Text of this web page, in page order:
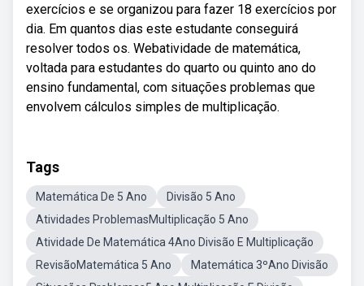
exercícios e se organizou para fazer 18 exercícios por
dia. Em quantos dias este estudante conseguirá
resolver todos os. Webatividade de matemática,
voltada para estudantes do quarto ou quinto ano do
ensino fundamental, com situações problemas que
envolvem cálculos simples de multiplicação.
Tags
Matemática De 5 Ano
Divisão 5 Ano
Atividades ProblemasMultiplicação 5 Ano
Atividade De Matemática 4Ano Divisão E Multiplicação
RevisãoMatemática 5 Ano
Matemática 3ºAno Divisão